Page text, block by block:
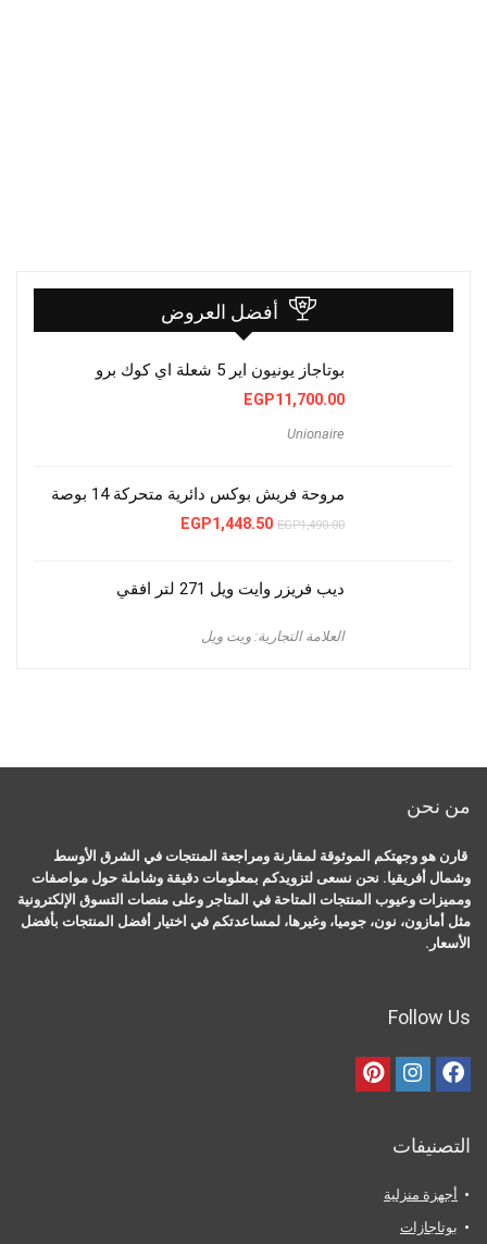
أفضل العروض
بوتاجاز يونيون اير 5 شعلة اي كوك برو
EGP11,700.00
Unionaire
مروحة فريش بوكس دائرية متحركة 14 بوصة
EGP1,490.00
السعر
EGP1,448.50
ديب فريزر وايت ويل 271 لتر افقي
العلامة التجارية: ويت ويل
من نحن
قارن هو وجهتكم الموثوقة لمقارنة ومراجعة المنتجات في الشرق الأوسط
وشمال أفريقيا. نحن نسعى لتزويدكم بمعلومات دقيقة وشاملة حول مواصفات
ومميزات وعيوب المنتجات المتاحة في المتاجر وعلى منصات التسوق الإلكترونية
مثل أمازون، نون، جوميا، وغيرها، لمساعدتكم في اختيار أفضل المنتجات بأفضل
الأسعار.
Follow Us
التصنيفات
أجهزة منزلية
بوتاجازات